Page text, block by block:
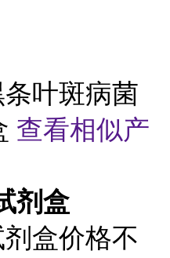
叶斑病菌
查看相似产
剂盒
盒价格不